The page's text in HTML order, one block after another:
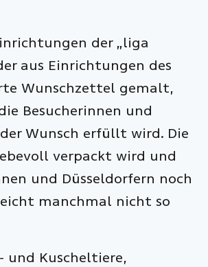
der „liga
aus Einrichtungen des
Wunschzettel gemalt,
Besucherinnen und
Wunsch erfüllt wird. Die
verpackt wird und
und Düsseldorfern noch
manchmal nicht so
und Kuscheltiere,